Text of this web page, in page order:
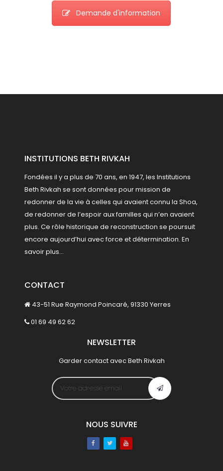
Demande d'information
INSTITUTIONS BETH RIVKAH
Fondées il y a plus de 70 ans, en 1947, les Institutions
Beth Rivkah se sont données pour mission de
redonner de la vie à celles qui avaient connu la Shoa,
de redonner de l’espoir aux familles qui n’en avaient
plus. Ce rôle historique de reconstruction se poursuit
encore aujourd’hui avec force et détermination. En
savoir plus...
CONTACT
43-51 Rue Raymond Poincaré, 91330 Yerres
01 69 49 62 62
NEWSLETTER
Garder contact avec Beth Rivkah
NOUS SUIVRE